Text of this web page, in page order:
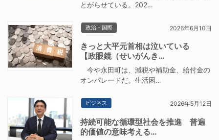
とがらせている。202…
政治・国際 2026年6月10日
きっと大平元首相は泣いている
【政眼鏡（せいがんき…
今や永田町は、減税や補助金、給付金の
オンパレードだ。生活困…
ビジネス 2026年5月12日
持続可能な循環型社会を推進 普遍
的価値の意味考える…